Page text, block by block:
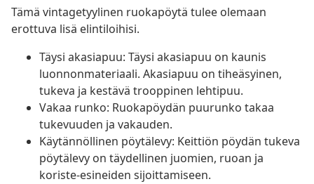
Tämä vintagetyylinen ruokapöytä tulee olemaan
erottuva lisä elintiloihisi.
Täysi akasiapuu: Täysi akasiapuu on kaunis
luonnonmateriaali. Akasiapuu on tiheäsyinen,
tukeva ja kestävä trooppinen lehtipuu.
Vakaa runko: Ruokapöydän puurunko takaa
tukevuuden ja vakauden.
Käytännöllinen pöytälevy: Keittiön pöydän tukeva
pöytälevy on täydellinen juomien, ruoan ja
koriste-esineiden sijoittamiseen.